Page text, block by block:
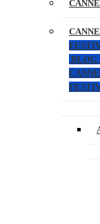
BLOG